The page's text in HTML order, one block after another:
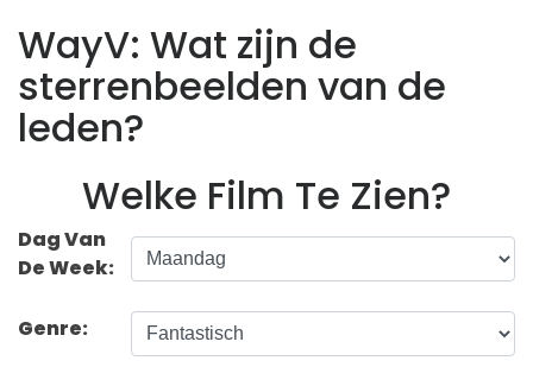
WayV: Wat zijn de
sterrenbeelden van de
leden?
Welke Film Te Zien?
Dag Van
De Week:
Genre: